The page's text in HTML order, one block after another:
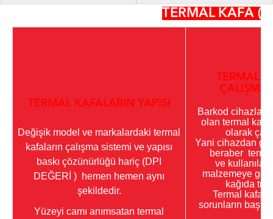
TERMAL KAFA (
TERMAL KAFALARIN YAPISI
Değişik model ve markalardaki termal
kafaların çalışma sistemi ve yapısı
baskı çözünürlüğü hariç (DPI
DEĞERİ ) hemen hemen aynı
şekildedir.
Yüzeyi camı anımsatan termal
TERMAL
ÇALIŞMA
Barkod
olan termal
olarak
Yani cihazdan
beraber termal
ve kullanılan
malzemeye
kağıda
Termal
sorunların